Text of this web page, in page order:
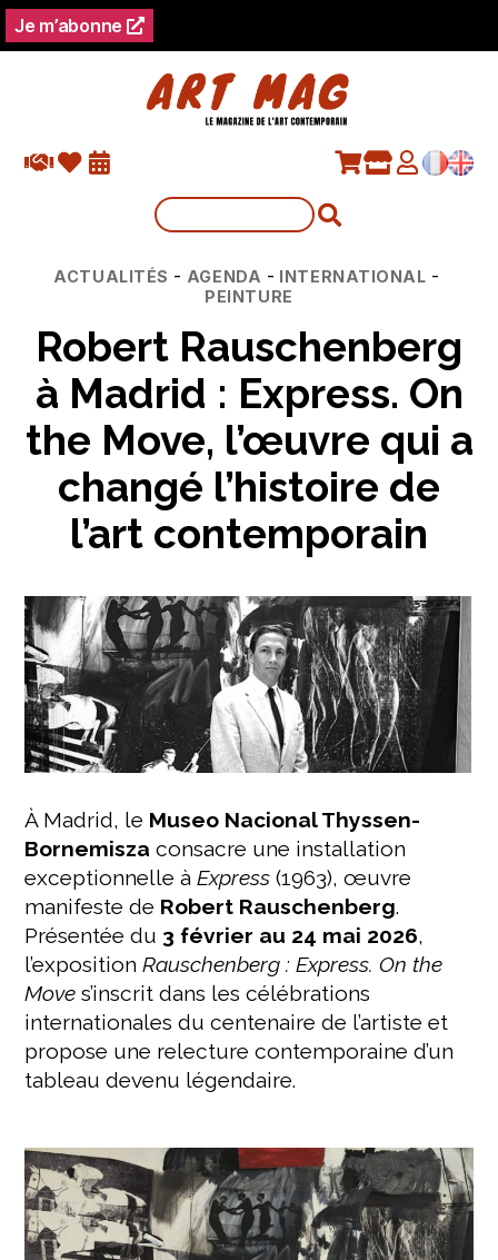
Je m’abonne
Catégories
ACTUALITÉS - AGENDA - INTERNATIONAL -
PEINTURE
Robert Rauschenberg
à Madrid : Express. On
the Move, l’œuvre qui a
changé l’histoire de
l’art contemporain
À Madrid, le Museo Nacional Thyssen-
Bornemisza consacre une installation
exceptionnelle àExpress (1963), œuvre
manifeste de Robert Rauschenberg.
Présentée du 3 février au 24 mai 2026,
l’expositionRauschenberg : Express. On the
Move s’inscrit dans les célébrations
internationales du centenaire de l’artiste et
propose une relecture contemporaine d’un
tableau devenu légendaire.